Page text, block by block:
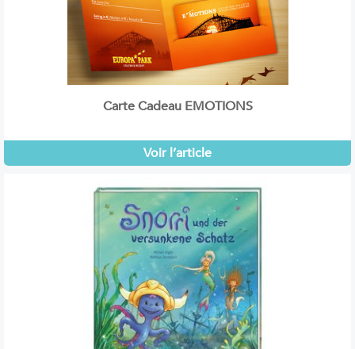
Carte Cadeau EMOTIONS
Voir l’article